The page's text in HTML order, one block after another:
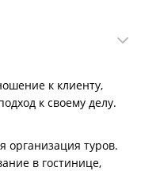
к клиенту,
к своему делу.
организация туров.
в гостинице,